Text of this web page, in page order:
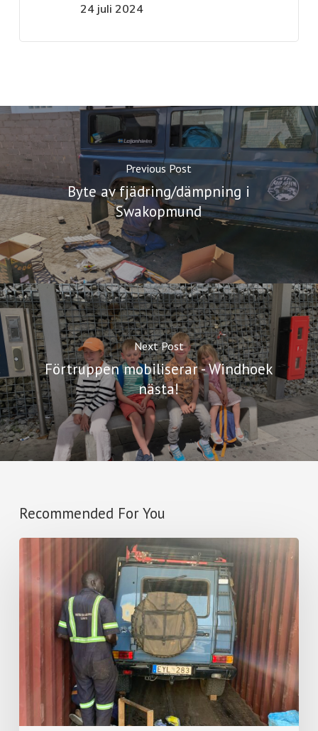
24 juli 2024
Previous Post
Byte av fjädring/dämpning i
Swakopmund
Next Post
Förtruppen mobiliserar - Windhoek
nästa!
Recommended For You